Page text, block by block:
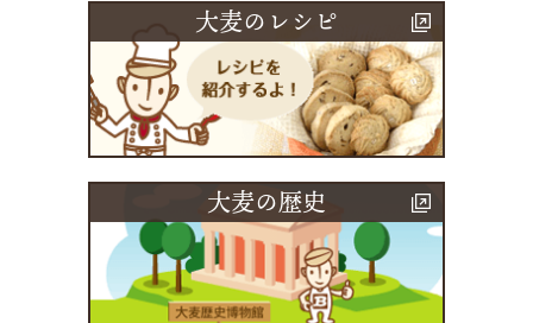
大麦のレシピ
大麦の歴史